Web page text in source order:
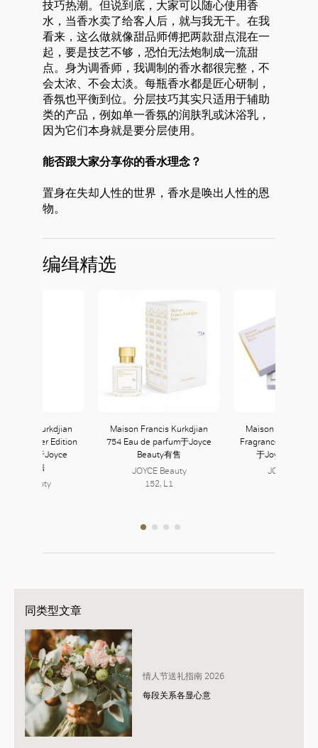
技巧热潮。但说到底，大家可以随心使用香
水，当香水卖了给客人后，就与我无干。在我
看来，这么做就像甜品师傅把两款甜点混在一
起，要是技艺不够，恐怕无法炮制成一流甜
点。身为调香师，我调制的香水都很完整，不
会太浓、不会太淡。每瓶香水都是匠心研制，
香氛也平衡到位。分层技巧其实只适用于辅助
类的产品，例如单一香氛的润肤乳或沐浴乳，
因为它们本身就是要分层使用。
能否跟大家分享你的香水理念？
置身在失却人性的世界，香水是唤出人性的恩
物。
编缉精选
Francis Kurkdjian
Silver Edition
parfum于Joyce
Beauty有售
Beauty
Maison Francis Kurkdjian
754 Eau de parfum于Joyce
Beauty有售
JOYCE Beauty
152, L1
Maison Francis
Fragrance
于Joyce
JOYCE
同类型文章
情人节送礼指南 2026
每段关系各显心意